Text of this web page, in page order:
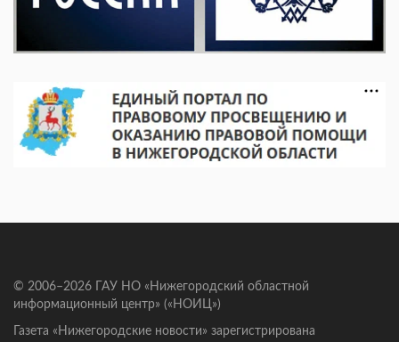
© 2006–2026 ГАУ НО «Нижегородский областной
информационный центр» («НОИЦ»)
Газета «Нижегородские новости» зарегистрирована